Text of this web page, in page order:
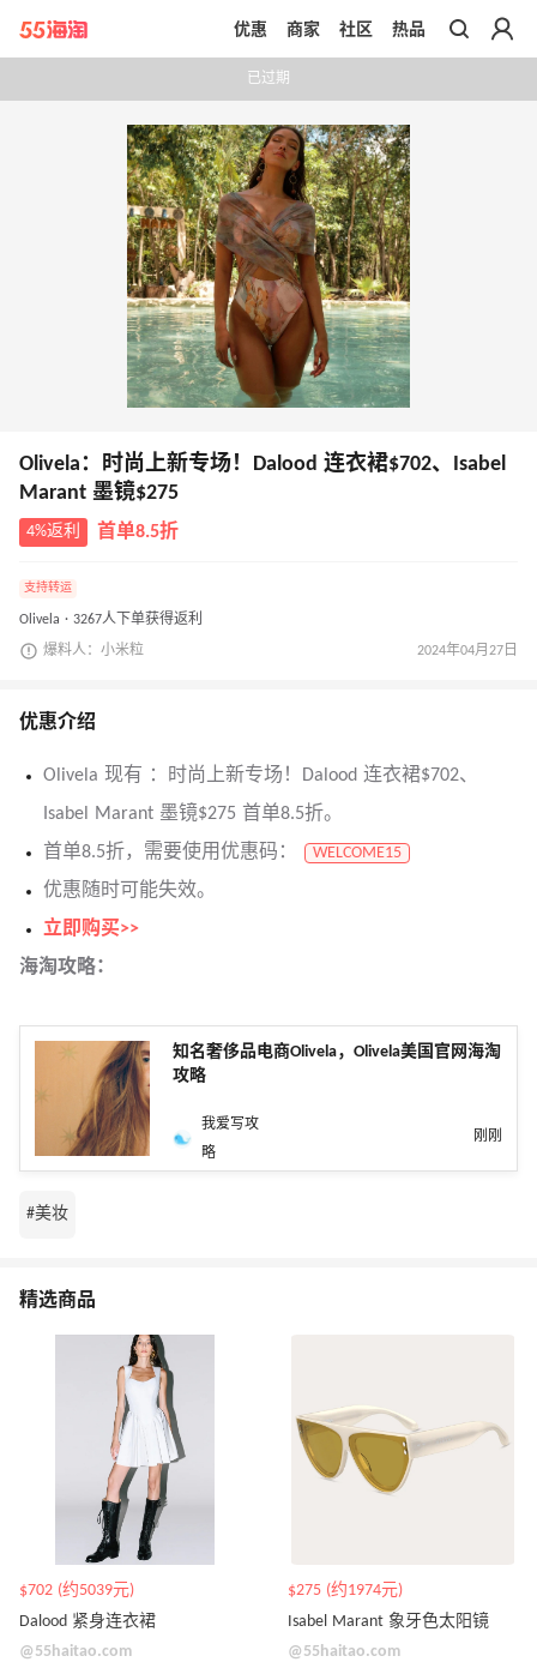
带你去官网买正品
优惠 商家 社区 热品
已过期
Olivela：时尚上新专场！Dalood 连衣裙$702、Isabel
Marant 墨镜$275
4%返利 首单8.5折
支持转运
Olivela · 3267人下单获得返利
爆料人：小米粒 2024年04月27日
优惠介绍
Olivela 现有 ：时尚上新专场！Dalood 连衣裙$702、
Isabel Marant 墨镜$275 首单8.5折。
首单8.5折，需要使用优惠码：
WELCOME15
优惠随时可能失效。
立即购买>>
海淘攻略：
知名奢侈品电商Olivela，Olivela美国官网海淘
攻略
我爱写攻
略
刚刚
#美妆
精选商品
$702 (约5039元)
Dalood 紧身连衣裙
@55haitao.com
$275 (约1974元)
Isabel Marant 象牙色太阳镜
@55haitao.com